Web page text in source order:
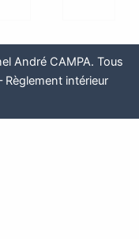
André CAMPA. Tous
Règlement intérieur